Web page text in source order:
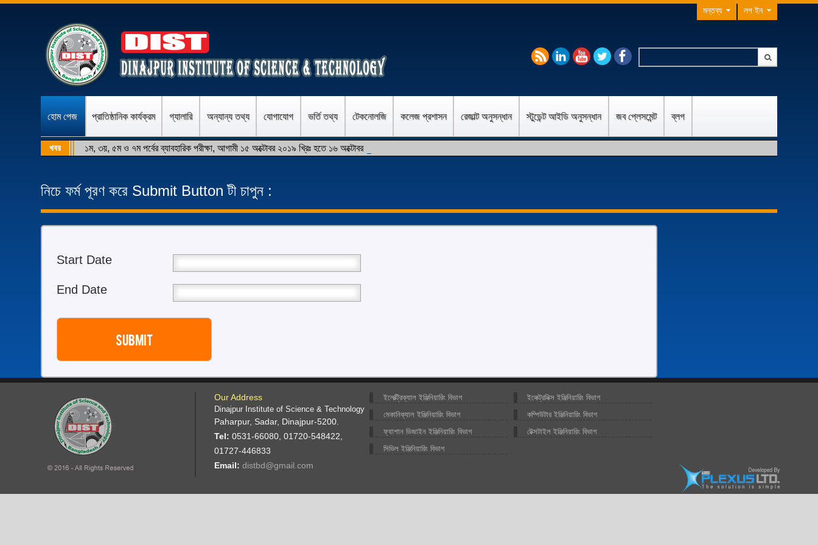
মন্তব্য লগ ইন
Facebook
হোম পেজ প্রাতিষ্ঠানিক কার্যক্রম গ্যালারি অন্যান্য তথ্য যোগাযোগ ভর্তি তথ্য টেকনোলজি কলেজ প্রশাসন রেজাল্ট অনুসন্ধান স্টুডেন্ট আইডি অনুসন্ধান জব প্লেসমেন্ট ব্লগ
খবর ১ম, ৩য়, ৫ম ও ৭ম পর্বের ব্যাবহারিক পরীক্ষা, আগামী ১৫ অক্টোবর ২০১৯ খ্রিঃ হতে ১৬ অক্টোবর ২০১৯ খ্রিঃ অনুষ্ঠিত হবে।
নিচে ফর্ম পূরণ করে Submit Button টী চাপুন :
Start Date
End Date
Our Address
Dinajpur Institute of Science & Technology
Paharpur, Sadar, Dinajpur-5200.
Tel:0531-66080, 01720-548422,
01727-446833
Email:distbd@gmail.com
ইলেক্ট্রিক্যাল ইঞ্জিনিয়ারিং বিভাগ
ইলেক্ট্রনিক্স ইঞ্জিনিয়ারিং বিভাগ
মেকানিক্যাল ইঞ্জিনিয়ারিং বিভাগ
কম্পিউটার ইঞ্জিনিয়ারিং বিভাগ
ফ্যাশান ডিজাইন ইঞ্জিনিয়ারিং বিভাগ
টেক্সটাইল ইঞ্জিনিয়ারিং বিভাগ
সিভিল ইঞ্জিনিয়ারিং বিভাগ